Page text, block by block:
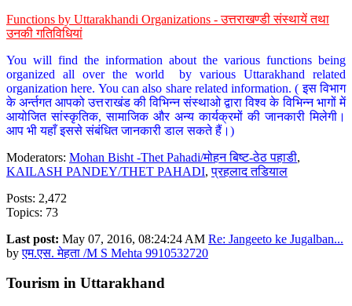
Functions by Uttarakhandi Organizations - उत्तराखण्डी संस्थायें तथा
उनकी गतिविधियां
You will find the information about the various functions being
organized all over the world by various Uttarakhand related
organization here. You can also share related information. ( इस विभाग
के अर्न्तगत आपको उत्तराखंड की विभिन्न संस्थाओ द्वारा विश्व के विभिन्न भागों में
आयोजित सांस्कृतिक, सामाजिक और अन्य कार्यक्रमों की जानकारी मिलेगी।
आप भी यहाँ इससे संबंधित जानकारी डाल सकते हैं।)
Moderators: Mohan Bisht -Thet Pahadi/मोहन बिष्ट-ठेठ पहाडी,
KAILASH PANDEY/THET PAHADI,प्रहलाद तडियाल
Posts: 2,472
Topics: 73
Last post: May 07, 2016, 08:24:24 AM Re: Jangeeto ke Jugalban...
byएम.एस. मेहता /M S Mehta 9910532720
Tourism in Uttarakhand